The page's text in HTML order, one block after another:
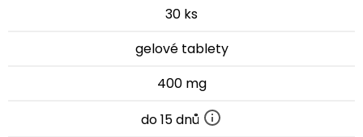
30 ks
gelové tablety
400 mg
do 15 dnů